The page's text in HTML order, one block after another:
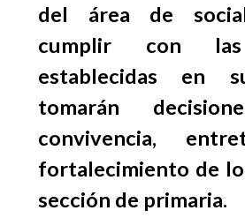
del área de
cumplir con las
establecidas en
tomarán
convivencia,
fortalecimiento de
sección de primaria.